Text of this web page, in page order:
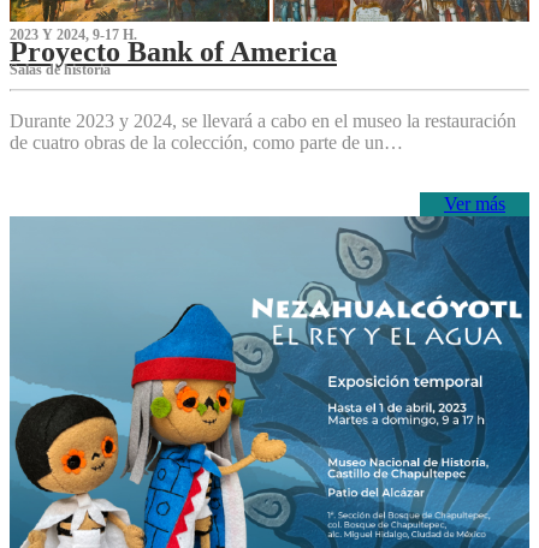
2023 Y 2024, 9-17 H.
Proyecto Bank of America
S‌alas de historia
Durante 2023 y 2024, se llevará a cabo en el museo la restauración
de cuatro obras de la colección, como parte de un…
Ver más